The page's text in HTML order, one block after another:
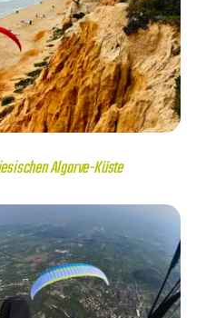
Algarve-Küste